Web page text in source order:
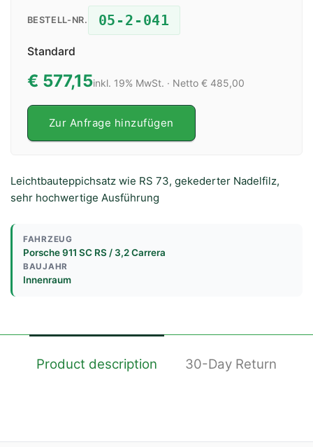
BESTELL-NR. 05-2-041
Standard
€ 577,15inkl. 19% MwSt. · Netto € 485,00
Zur Anfrage hinzufügen
Leichtbauteppichsatz wie RS 73, gekederter Nadelfilz,
sehr hochwertige Ausführung
FAHRZEUG
Porsche 911 SC RS / 3,2 Carrera
BAUJAHR
Innenraum
Product description 30-Day Return